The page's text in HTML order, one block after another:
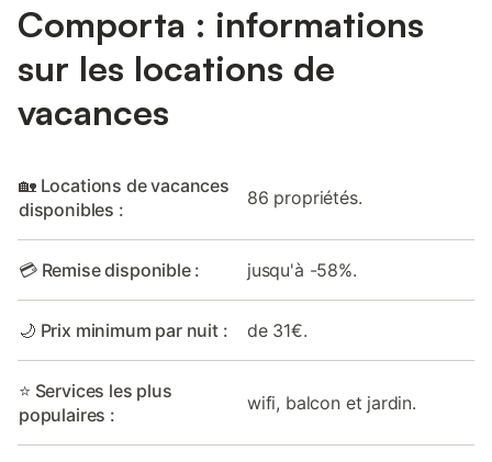
Comporta : informations
sur les locations de
vacances
🏡 Locations de vacances
disponibles :
86 propriétés.
💳 Remise disponible : jusqu'à -58%.
🌙 Prix minimum par nuit : de 31€.
⭐ Services les plus
populaires :
wifi, balcon et jardin.